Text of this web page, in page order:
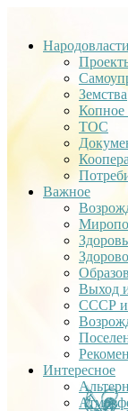
Земства
Копное
ТОС
Важное
Выход
СССР и
Интересное